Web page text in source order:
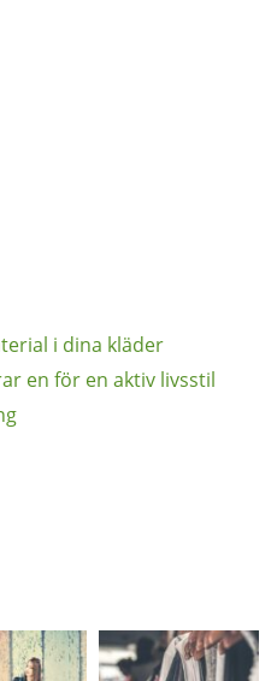
i dina kläder
en för en aktiv livsstil